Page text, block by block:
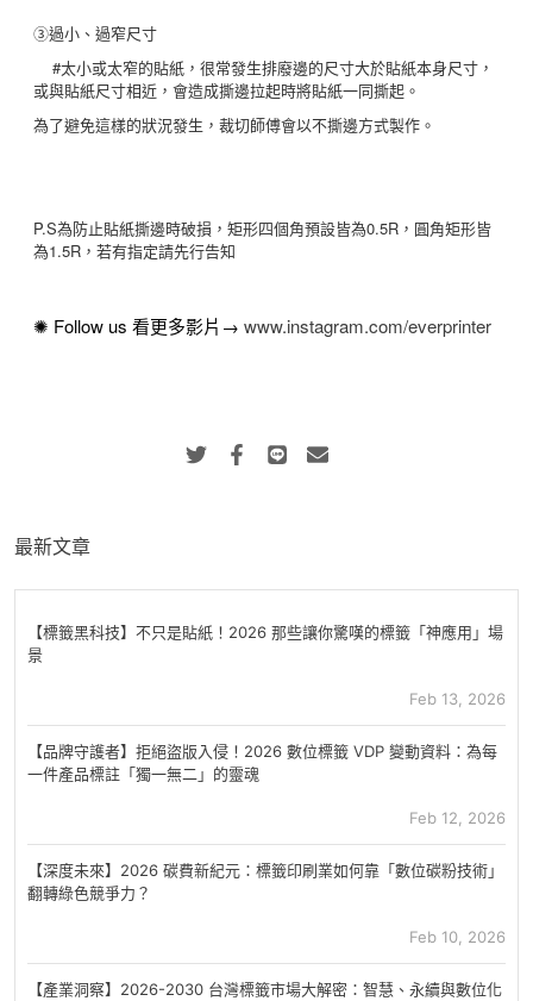
③過小、過窄尺寸
#太小或太窄的貼紙，很常發生排廢邊的尺寸大於貼紙本身尺寸，
或與貼紙尺寸相近，會造成撕邊拉起時將貼紙一同撕起。
為了避免這樣的狀況發生，裁切師傅會以不撕邊方式製作。
P.S為防止貼紙撕邊時破損，矩形四個角預設皆為0.5R，圓角矩形皆
為1.5R，若有指定請先行告知
✺ Follow us 看更多影片→ www.instagram.com/everprinter
最新文章
【標籤黑科技】不只是貼紙！2026 那些讓你驚嘆的標籤「神應用」場
景
Feb 13, 2026
【品牌守護者】拒絕盜版入侵！2026 數位標籤 VDP 變動資料：為每
一件產品標註「獨一無二」的靈魂
Feb 12, 2026
【深度未來】2026 碳費新紀元：標籤印刷業如何靠「數位碳粉技術」
翻轉綠色競爭力？
Feb 10, 2026
【產業洞察】2026-2030 台灣標籤市場大解密：智慧、永續與數位化